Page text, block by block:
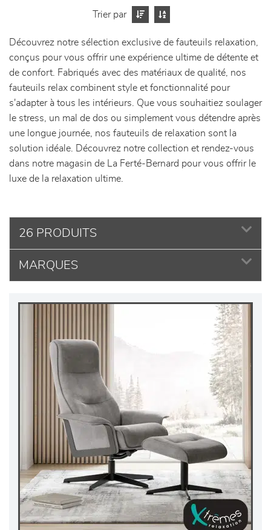
décoration
Trier par
Découvrez notre sélection exclusive de fauteuils relaxation,
conçus pour vous offrir une expérience ultime de détente et
de confort. Fabriqués avec des matériaux de qualité, nos
fauteuils relax combinent style et fonctionnalité pour
s'adapter à tous les intérieurs. Que vous souhaitiez soulager
le stress, un mal de dos ou simplement vous détendre après
une longue journée, nos fauteuils de relaxation sont la
solution idéale. Découvrez notre collection et rendez-vous
dans notre magasin de La Ferté-Bernard pour vous offrir le
luxe de la relaxation ultime.
26 PRODUITS
MARQUES